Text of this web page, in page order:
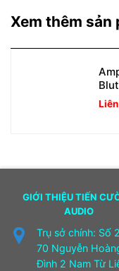
Xem thêm sản
GIỚI THIỆU TIẾN
AUDIO
Trụ sở chính: Số
70 Nguyễn
Đình 2 Nam Từ